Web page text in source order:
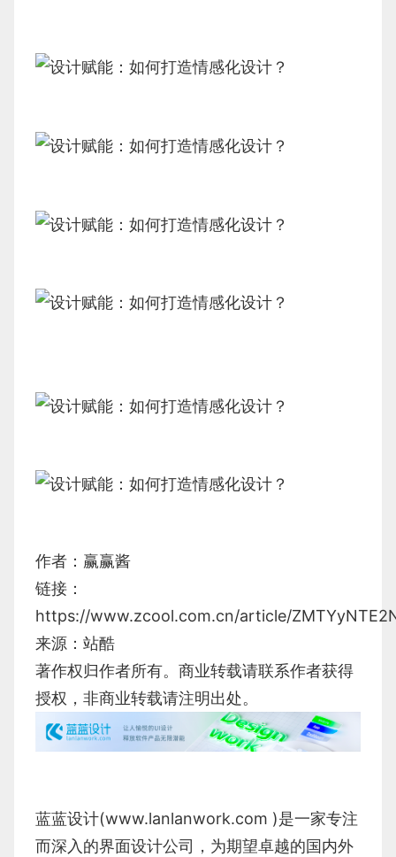
作者：赢赢酱
链接：
https://www.zcool.com.cn/article/
来源：站酷
著作权归作者所有。商业转载请联系作者获得
授权，非商业转载请注明出处。
蓝蓝设计(www.lanlanwork.com )是一家专注
而深入的界面设计公司，为期望卓越的国内外